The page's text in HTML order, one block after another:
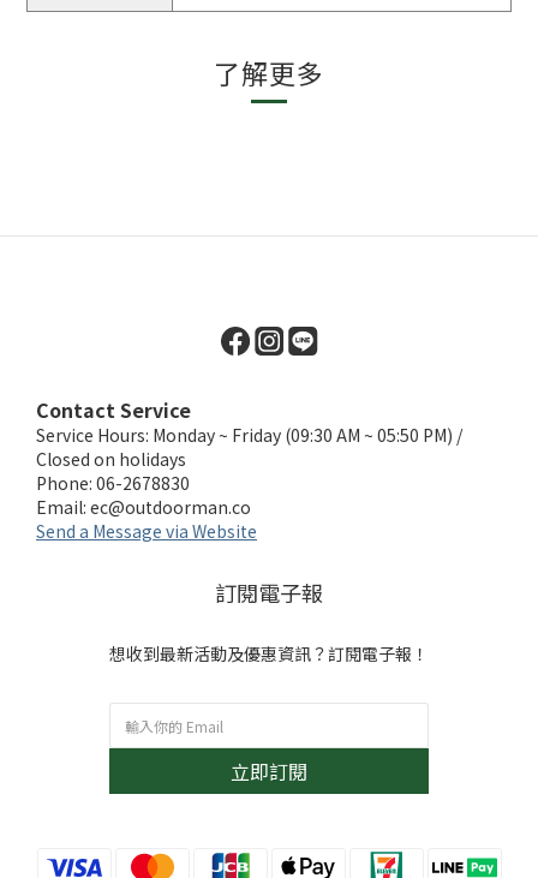
了解更多
Contact Service
Service Hours: Monday ~ Friday (09:30 AM ~ 05:50 PM) /
Closed on holidays
Phone: 06-2678830
Email: ec@outdoorman.co
Send a Message via Website
訂閱電子報
想收到最新活動及優惠資訊？訂閱電子報！
立即訂閱